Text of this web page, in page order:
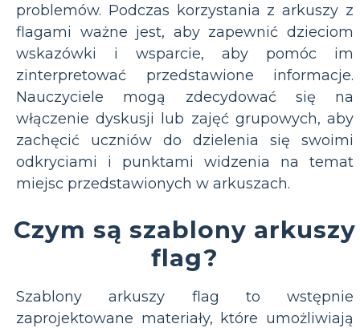
problemów. Podczas korzystania z arkuszy z
flagami ważne jest, aby zapewnić dzieciom
wskazówki i wsparcie, aby pomóc im
zinterpretować przedstawione informacje.
Nauczyciele mogą zdecydować się na
włączenie dyskusji lub zajęć grupowych, aby
zachęcić uczniów do dzielenia się swoimi
odkryciami i punktami widzenia na temat
miejsc przedstawionych w arkuszach.
Czym są szablony arkuszy
flag?
Szablony arkuszy flag to wstępnie
zaprojektowane materiały, które umożliwiają